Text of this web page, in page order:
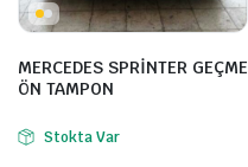
MERCEDES SPRİNTER GEÇME
ÖN TAMPON
Stokta Var